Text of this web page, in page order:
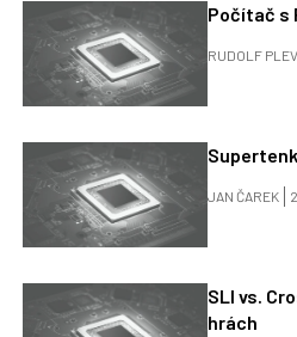
Počítač s
RUDOLF
JAN ČAREK
SLI vs.
hrách